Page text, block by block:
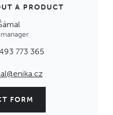
A PRODUCT
773 365
FORM